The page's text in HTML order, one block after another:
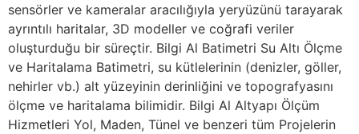
sensörler ve kameralar aracılığıyla yeryüzünü tarayarak
ayrıntılı haritalar, 3D modeller ve coğrafi veriler
oluşturduğu bir süreçtir. Bilgi Al Batimetri Su Altı Ölçme
ve Haritalama Batimetri, su kütlelerinin (denizler, göller,
nehirler vb.) alt yüzeyinin derinliğini ve topografyasını
ölçme ve haritalama bilimidir. Bilgi Al Altyapı Ölçüm
Hizmetleri Yol, Maden, Tünel ve benzeri tüm Projelerin